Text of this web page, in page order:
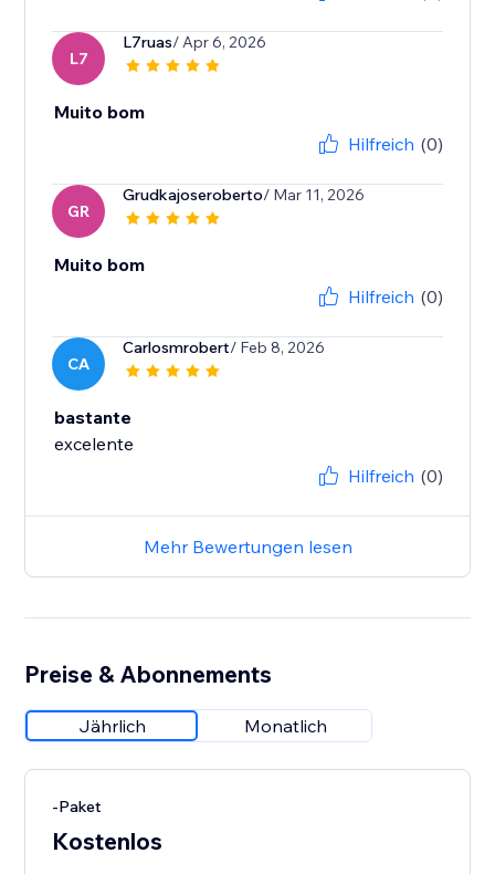
L7
L7ruas/ Apr 6, 2026
Muito bom
Hilfreich (0)
GR
Grudkajoseroberto/ Mar 11, 2026
Muito bom
Hilfreich (0)
CA
Carlosmrobert/ Feb 8, 2026
bastante
excelente
Hilfreich (0)
Mehr Bewertungen lesen
Preise & Abonnements
Jährlich Monatlich
-Paket
Kostenlos